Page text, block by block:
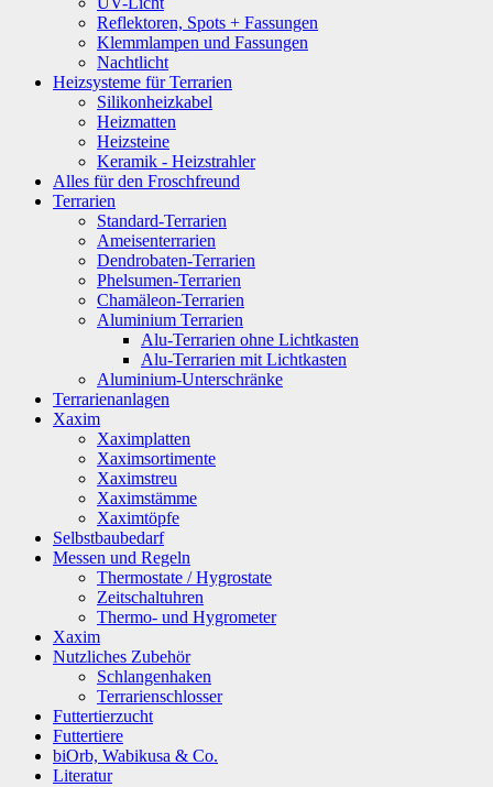
Reflektoren, Spots + Fassungen
Klemmlampen und Fassungen
Nachtlicht
Heizsysteme für Terrarien
Silikonheizkabel
Heizmatten
Heizsteine
Keramik - Heizstrahler
Alles für den Froschfreund
Terrarien
Standard-Terrarien
Ameisenterrarien
Dendrobaten-Terrarien
Phelsumen-Terrarien
Chamäleon-Terrarien
Aluminium Terrarien
Alu-Terrarien ohne Lichtkasten
Alu-Terrarien mit Lichtkasten
Aluminium-Unterschränke
Terrarienanlagen
Xaxim
Xaximplatten
Xaximsortimente
Xaximstreu
Xaximstämme
Xaximtöpfe
Selbstbaubedarf
Messen und Regeln
Thermostate / Hygrostate
Zeitschaltuhren
Thermo- und Hygrometer
Xaxim
Nutzliches Zubehör
Schlangenhaken
Terrarienschlosser
Futtertierzucht
Futtertiere
biOrb, Wabikusa & Co.
Literatur